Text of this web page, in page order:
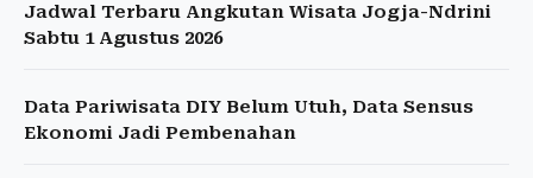
Jadwal Terbaru Angkutan Wisata Jogja-Ndrini
Sabtu 1 Agustus 2026
Data Pariwisata DIY Belum Utuh, Data Sensus
Ekonomi Jadi Pembenahan